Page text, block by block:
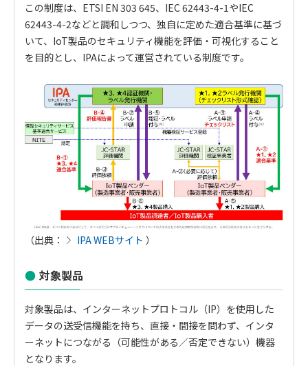
この制度は、ETSI EN 303 645、IEC 62443-4-1やIEC
62443-4-2などと調和しつつ、独自に定めた適合基準に基づ
いて、IoT製品のセキュリティ機能を評価・可視化すること
を目的とし、IPAによって運営されている制度です。
（出典： IPA WEBサイト ）
対象製品
対象製品は、インターネットプロトコル（IP）を使用した
データの送受信機能を持ち、直接・間接を問わず、インタ
ーネットにつながる（可能性がある／否定できない）機器
となります。